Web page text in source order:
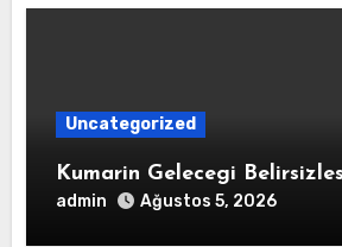
Uncategorized
Kumarin Gelecegi
admin Ağustos 5, 2026